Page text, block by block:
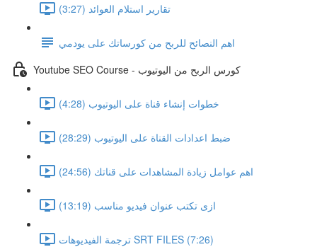
تقارير استلام العوائد (3:27)
اهم النصائح للربح من كورساتك على يودمي
Youtube SEO Course - كورس الربح من اليوتيوب
خطوات إنشاء قناة على اليوتيوب (4:28)
ضبط اعدادات القناة على اليوتيوب (28:29)
اهم عوامل زيادة المشاهدات على قناتك (24:56)
ازى تكتب عنوان فيديو مناسب (13:19)
ترجمة الفيديوهات SRT FILES (7:26)